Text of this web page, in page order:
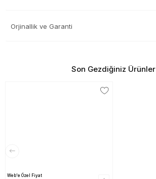
Orjinallik ve Garanti
Son Gezdiğiniz Ürünler
Web'e Özel Fiyat